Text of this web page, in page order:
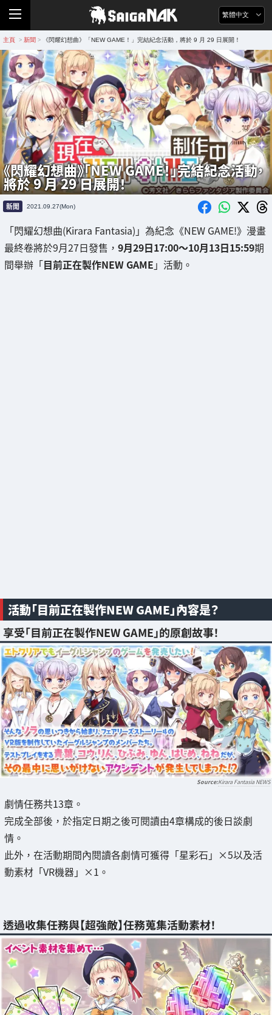
繁體中文
主頁 > 新聞 > 《閃耀幻想曲》「NEW GAME！」完結紀念活動，將於 9 月 29 日展開！
《閃耀幻想曲》「NEW GAME！」完結紀念活動，
將於 9 月 29 日展開！
新聞 2021.09.27(Mon)
「閃耀幻想曲(Kirara Fantasia)」為紀念《NEW GAME!》漫畫
最終卷將於9月27日發售， 9月29日17:00～10月13日15:59期
間舉辦「目前正在製作NEW GAME 」活動。
活動「目前正在製作NEW GAME」內容是？
享受「目前正在製作NEW GAME」的原創故事！
Kirara Fantasia NEWS
劇情任務共13章。
完成全部後，於指定日期之後可閱讀由4章構成的後日談劇
情。
此外，在活動期間內閱讀各劇情可獲得「星彩石」×5以及活
動素材「VR機器」×1。
透過收集任務與【超強敵】任務蒐集活動素材！